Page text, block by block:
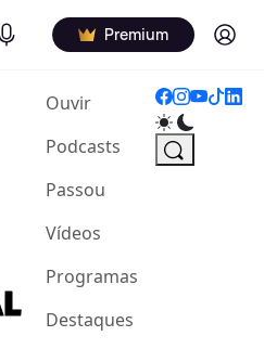
Podcasts Premium Log in
Ouvir(current)
Podcasts
Passou
Vídeos
Programas
Destaques